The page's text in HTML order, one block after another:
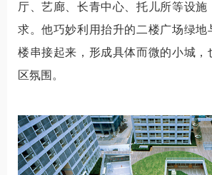
厅、艺廊、长青中心、托儿所等设施
求。他巧妙利用抬升的二楼广场绿地
楼串接起来，形成具体而微的小城，
区氛围。